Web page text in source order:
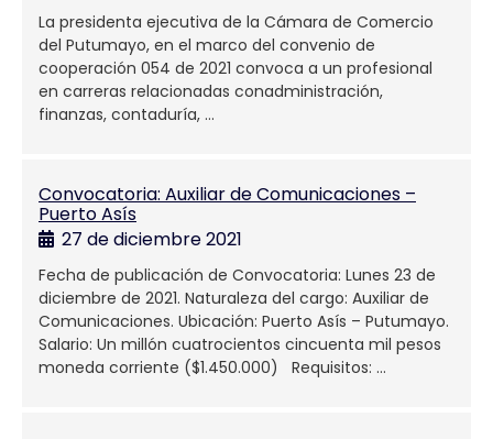
La presidenta ejecutiva de la Cámara de Comercio
del Putumayo, en el marco del convenio de
cooperación 054 de 2021 convoca a un profesional
en carreras relacionadas conadministración,
finanzas, contaduría, …
Convocatoria: Auxiliar de Comunicaciones –
Puerto Asís
27 de diciembre 2021
Fecha de publicación de Convocatoria: Lunes 23 de
diciembre de 2021. Naturaleza del cargo: Auxiliar de
Comunicaciones. Ubicación: Puerto Asís – Putumayo.
Salario: Un millón cuatrocientos cincuenta mil pesos
moneda corriente ($1.450.000) Requisitos: …